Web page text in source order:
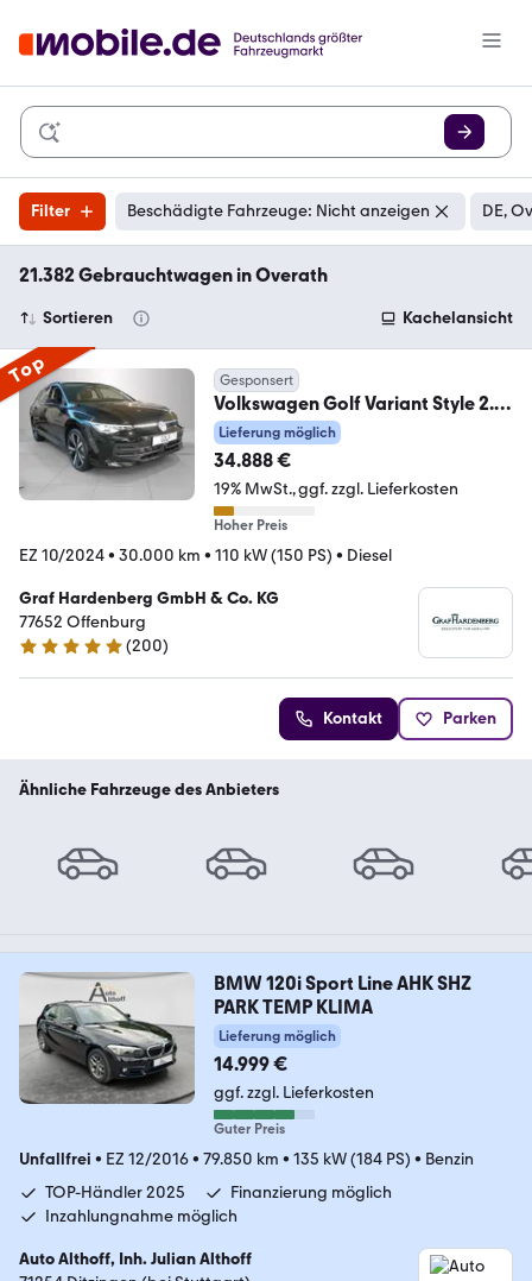
Filter Beschädigte Fahrzeuge: Nicht anzeigen DE,
21.382 Gebrauchtwagen in Overath
Sortieren Kachelansicht
Top Gesponsert
Volkswagen Golf Variant Style 2.0
TDI DSG AHK Navi
Lieferung möglich
34.888 €
19% MwSt. ggf. zzgl. Lieferkosten
Hoher Preis
EZ 10/2024• 30.000 km • 110 kW (150 PS) • Diesel
Graf Hardenberg GmbH & Co. KG
77652 Offenburg
4.8 Sterne
(200)
Kontakt Parken
Ähnliche Fahrzeuge des Anbieters
BMW 120i Sport Line AHK SHZ
PARK TEMP KLIMA
Lieferung möglich
14.999 €
ggf. zzgl. Lieferkosten
Guter Preis
Unfallfrei • EZ 12/2016• 79.850 km • 135 kW (184 PS) • Benzin
TOP-Händler 2025
Finanzierung möglich
Inzahlungnahme möglich
Auto Althoff, Inh. Julian Althoff